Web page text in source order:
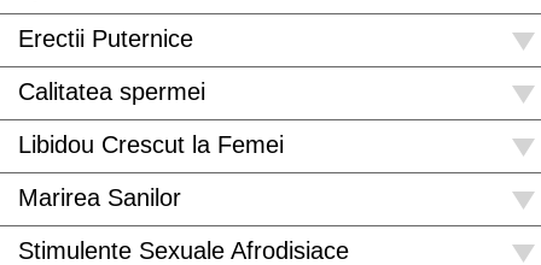
Erectii Puternice
Calitatea spermei
Libidou Crescut la Femei
Marirea Sanilor
Stimulente Sexuale Afrodisiace